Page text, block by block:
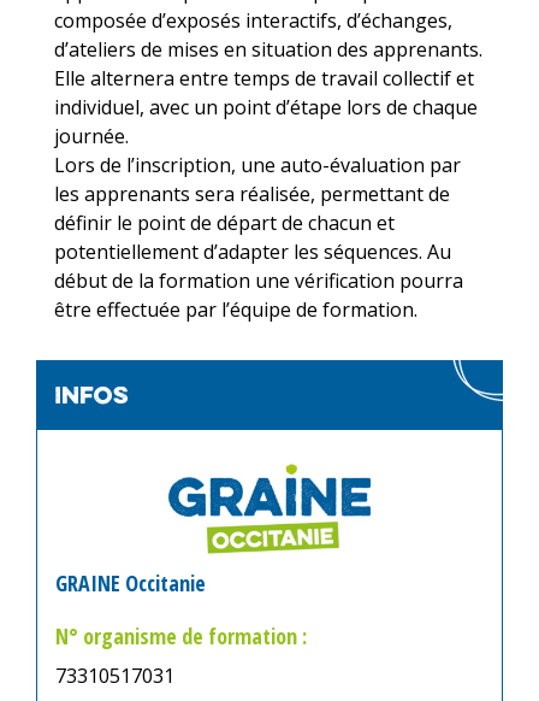
composée d’exposés interactifs, d’échanges,
d’ateliers de mises en situation des apprenants.
Elle alternera entre temps de travail collectif et
individuel, avec un point d’étape lors de chaque
journée.
Lors de l’inscription, une auto-évaluation par
les apprenants sera réalisée, permettant de
définir le point de départ de chacun et
potentiellement d’adapter les séquences. Au
début de la formation une vérification pourra
être effectuée par l’équipe de formation.
infos
GRAINE Occitanie
N° organisme de formation :
73310517031